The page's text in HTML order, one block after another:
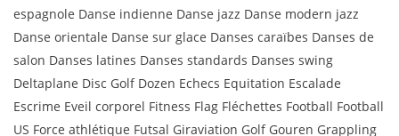
espagnole Danse indienne Danse jazz Danse modern jazz
Danse orientale Danse sur glace Danses caraïbes Danses de
salon Danses latines Danses standards Danses swing
Deltaplane Disc Golf Dozen Echecs Equitation Escalade
Escrime Eveil corporel Fitness Flag Fléchettes Football Football
US Force athlétique Futsal Giraviation Golf Gouren Grappling